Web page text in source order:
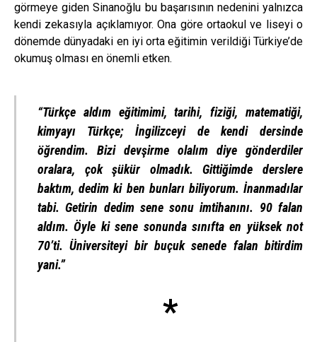
görmeye giden Sinanoğlu bu başarısının nedenini yalnızca
kendi zekasıyla açıklamıyor. Ona göre ortaokul ve liseyi o
dönemde dünyadaki en iyi orta eğitimin verildiği Türkiye’de
okumuş olması en önemli etken.
“Türkçe aldım eğitimimi, tarihi, fiziği, matematiği,
kimyayı Türkçe; İngilizceyi de kendi dersinde
öğrendim. Bizi devşirme olalım diye gönderdiler
oralara, çok şükür olmadık. Gittiğimde derslere
baktım, dedim ki ben bunları biliyorum. İnanmadılar
tabi. Getirin dedim sene sonu imtihanını. 90 falan
aldım. Öyle ki sene sonunda sınıfta en yüksek not
70’ti. Üniversiteyi bir buçuk senede falan bitirdim
yani.”
*